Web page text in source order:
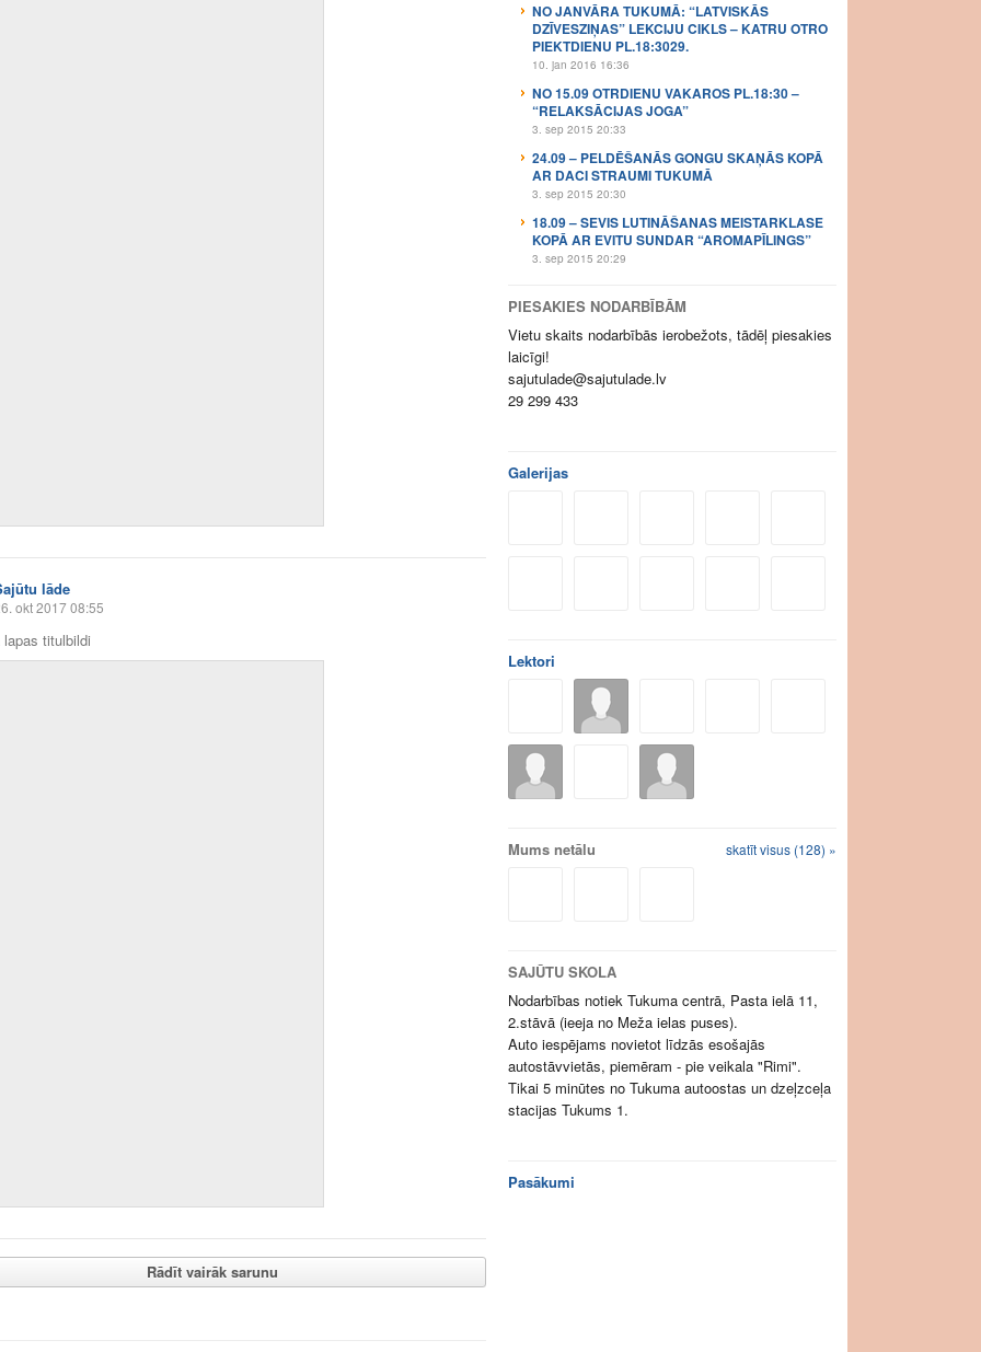
lāde
okt 2017 08:55
titulbildi
Rādīt vairāk sarunu
NO JANVĀRA TUKUMĀ: “LATVISKĀS
DZĪVESZIŅAS” LEKCIJU CIKLS – KATRU OTRO
PIEKTDIENU PL.18:3029.
10. jan 2016 16:36
NO 15.09 OTRDIENU VAKAROS PL.18:30 –
“RELAKSĀCIJAS JOGA”
3. sep 2015 20:33
24.09 – PELDĒŠANĀS GONGU SKAŅĀS KOPĀ
AR DACI STRAUMI TUKUMĀ
3. sep 2015 20:30
18.09 – SEVIS LUTINĀŠANAS MEISTARKLASE
KOPĀ AR EVITU SUNDAR “AROMAPĪLINGS”
3. sep 2015 20:29
PIESAKIES NODARBĪBĀM
Vietu skaits nodarbībās ierobežots, tādēļ piesakies
laicīgi!
sajutulade@sajutulade.lv
29 299 433
Galerijas
Lektori
Mums netālu skatīt visus (128) »
SAJŪTU SKOLA
Nodarbības notiek Tukuma centrā, Pasta ielā 11,
2.stāvā (ieeja no Meža ielas puses).
Auto iespējams novietot līdzās esošajās
autostāvvietās, piemēram - pie veikala "Rimi".
Tikai 5 minūtes no Tukuma autoostas un dzeļzceļa
stacijas Tukums 1.
Pasākumi